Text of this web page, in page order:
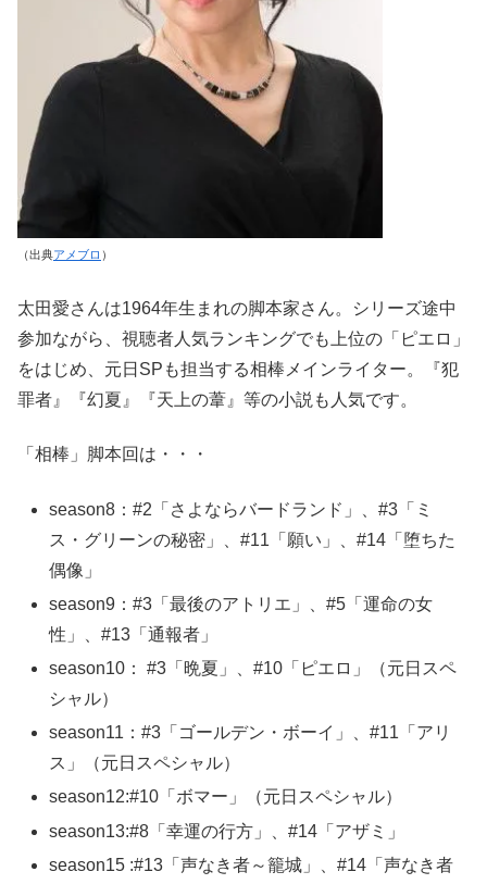
（出典アメブロ ）
太田愛さんは1964年生まれの脚本家さん。シリーズ途中
参加ながら、視聴者人気ランキングでも上位の「ピエロ」
をはじめ、元日SPも担当する相棒メインライター。『犯
罪者』『幻夏』『天上の葦』等の小説も人気です。
「相棒」脚本回は・・・
season8：#2「さよならバードランド」、#3「ミ
ス・グリーンの秘密」、#11「願い」、#14「堕ちた
偶像」
season9：#3「最後のアトリエ」、#5「運命の女
性」、#13「通報者」
season10： #3「晩夏」、#10「ピエロ」（元日スペ
シャル）
season11：#3「ゴールデン・ボーイ」、#11「アリ
ス」（元日スペシャル）
season12:#10「ボマー」（元日スペシャル）
season13:#8「幸運の行方」、#14「アザミ」
season15 :#13「声なき者～籠城」、#14「声なき者